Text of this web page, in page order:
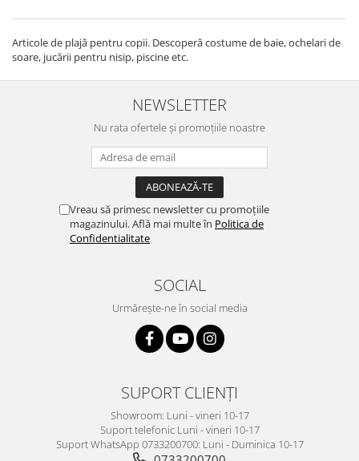
Articole de plajă pentru copii. Descoperă costume de baie, ochelari de
soare, jucării pentru nisip, piscine etc.
NEWSLETTER
Nu rata ofertele și promoțiile noastre
Vreau să primesc newsletter cu promoțiile
magazinului. Află mai multe în Politica de
Confidentialitate
SOCIAL
Urmărește-ne în social media
SUPORT CLIENȚI
Showroom: Luni - vineri 10-17
Suport telefonic Luni - vineri 10-17
Suport WhatsApp 0733200700: Luni - Duminica 10-17